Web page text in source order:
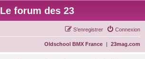
Le forum des 23
Connexion
S’enregistrer
23mag.com
|
Oldschool BMX France